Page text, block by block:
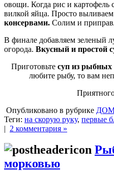
овощи. Когда рис и картофель
вилкой яйца. Просто
консервами. Солим и
В финале добавляем зеленый
огорода. Вкусный и простой
Приготовьте суп из рыбных
любите рыбу, то вам
Опубликовано в рубрике
Теги: на скорую руку, первые
| 2 комментария »
морковью